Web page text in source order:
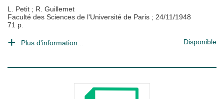
L. Petit ; R. Guillemet
Faculté des Sciences de l'Université de Paris ; 24/11/1948
71 p.
Plus d'information... Disponible